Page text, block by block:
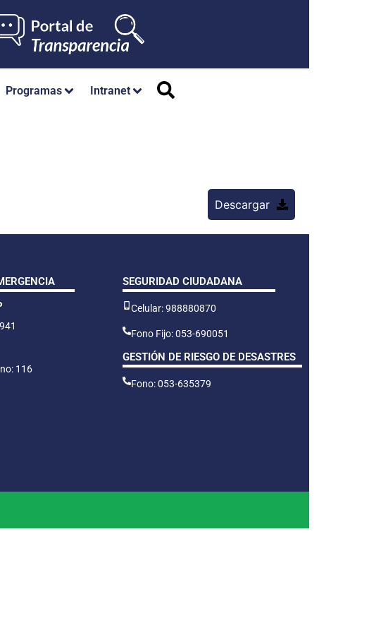
Programas Intranet
Descargar
116
SEGURIDAD CIUDADANA
Celular: 988880870
Fono Fijo: 053-690051
GESTIÓN DE RIESGO DE DESASTRES
Fono: 053-635379